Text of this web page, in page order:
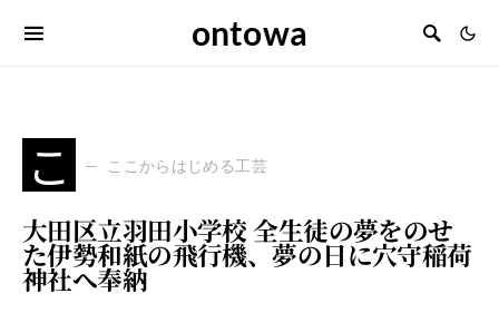
ontowa
こ ここからはじめる工芸
大田区立羽田小学校 全生徒の夢をのせ
た伊勢和紙の飛行機、夢の日に穴守稲荷
神社へ奉納